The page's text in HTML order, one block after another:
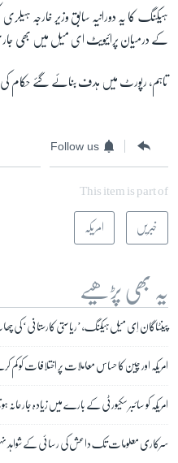
کے درمیان پرائیویٹ ای میل میں بھی
تاہم، رپورٹ میں ہدف بنائے گئے حکام کی
Follow us
This item is part of
خبریں امریکہ
یہ بھی پڑھیے
پینٹاگان اِی میل ہیکنگ، ’ریاستی کارستانی‘ کی
امریکہ اور چین کا حساس معاملات پر اختلافات کو کم
امریکہ کو سائبر سکیورٹی کے بارے میں زیادہ جارحانہ ہونا
سرکاری معلومات تک داعش کی رسائی کے شواہد